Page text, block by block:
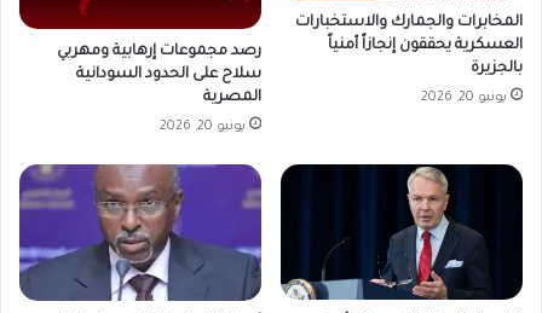
المخابرات والجمارك والاستخبارات
العسكرية يحققون إنجازاً أمنياً
بالجزيرة
يونيو 20, 2026
رصد مجموعات إرهابية ومهربي
سلاح على الحدود السودانية
المصرية
يونيو 20, 2026